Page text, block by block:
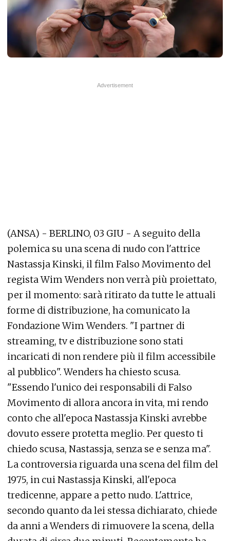
(ANSA) - BERLINO, 03 GIU - A seguito della
polemica su una scena di nudo con l'attrice
Nastassja Kinski, il film Falso Movimento del
regista Wim Wenders non verrà più proiettato,
per il momento: sarà ritirato da tutte le attuali
forme di distribuzione, ha comunicato la
Fondazione Wim Wenders. "I partner di
streaming, tv e distribuzione sono stati
incaricati di non rendere più il film accessibile
al pubblico". Wenders ha chiesto scusa.
"Essendo l'unico dei responsabili di Falso
Movimento di allora ancora in vita, mi rendo
conto che all'epoca Nastassja Kinski avrebbe
dovuto essere protetta meglio. Per questo ti
chiedo scusa, Nastassja, senza se e senza ma".
La controversia riguarda una scena del film del
1975, in cui Nastassja Kinski, all'epoca
tredicenne, appare a petto nudo. L'attrice,
secondo quanto da lei stessa dichiarato, chiede
da anni a Wenders di rimuovere la scena, della